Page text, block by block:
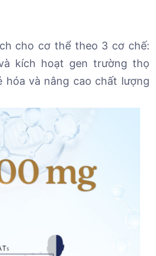
cho cơ thể theo 3 cơ chế:
kích hoạt gen trường thọ
hóa và nâng cao chất lượng